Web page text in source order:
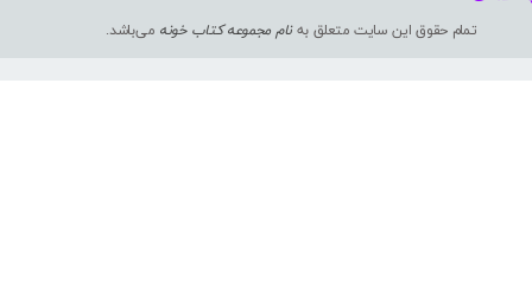
تمام حقوق این سایت متعلق بهنام مجموعه کتاب خونه می‌باشد.